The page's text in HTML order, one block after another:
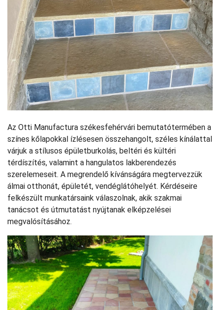
Az Otti Manufactura székesfehérvári bemutatótermében a
színes kőlapokkal ízlésesen összehangolt, széles kínálattal
várjuk a stílusos épületburkolás, beltéri és kültéri
térdíszítés, valamint a hangulatos lakberendezés
szerelemeseit. A megrendelő kívánságára megtervezzük
álmai otthonát, épületét, vendéglátóhelyét. Kérdéseire
felkészült munkatársaink válaszolnak, akik szakmai
tanácsot és útmutatást nyújtanak elképzelései
megvalósításához.